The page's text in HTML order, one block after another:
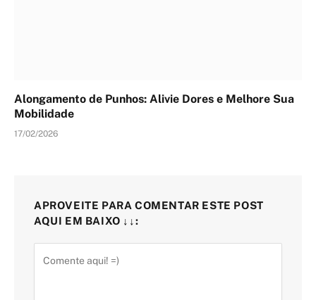
Alongamento de Punhos: Alivie Dores e Melhore Sua
Mobilidade
17/02/2026
APROVEITE PARA COMENTAR ESTE POST
AQUI EM BAIXO ↓↓: